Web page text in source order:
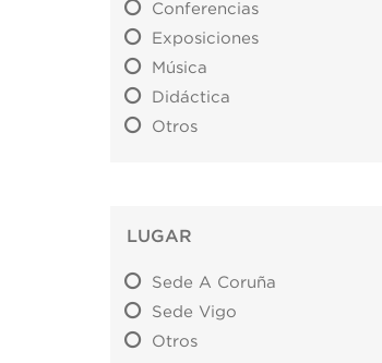
Conferencias
Exposiciones
Música
Didáctica
Otros
LUGAR
Sede A Coruña
Sede Vigo
Otros